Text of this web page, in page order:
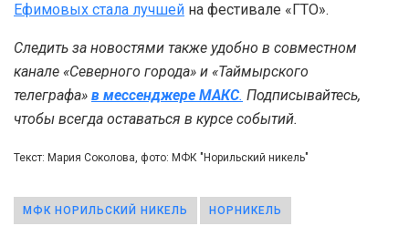
Ефимовых стала лучшей на фестивале «ГТО».
Следить за новостями также удобно в совместном
канале «Северного города» и «Таймырского
телеграфа» в мессенджере MAКС. Подписывайтесь,
чтобы всегда оставаться в курсе событий.
Текст: Мария Соколова, фото: МФК "Норильский никель"
МФК НОРИЛЬСКИЙ НИКЕЛЬ НОРНИКЕЛЬ